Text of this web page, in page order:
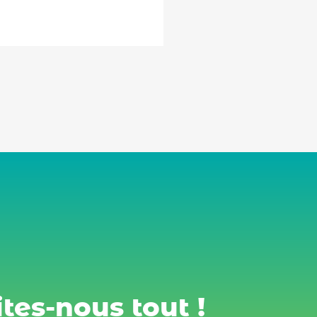
nous tout !